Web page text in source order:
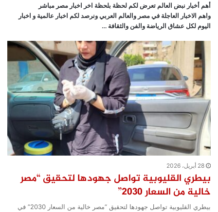
أهم أخبار نبض العالم تعرض لكم لحظة بلحظة اخر اخبار مصر مباشر
واهم الاخبار العاجلة في مصر والعالم العربي ونرصد لكم اخبار عالمية و اخبار
اليوم لكل عشاق الرياضة والفن والثقافة …
28 أبريل، 2026
بيطري القليوبية تواصل جهودها لتحقيق “مصر
خالية من السعار 2030”
بيطري القليوبية تواصل جهودها لتحقيق “مصر خالية من السعار 2030” في